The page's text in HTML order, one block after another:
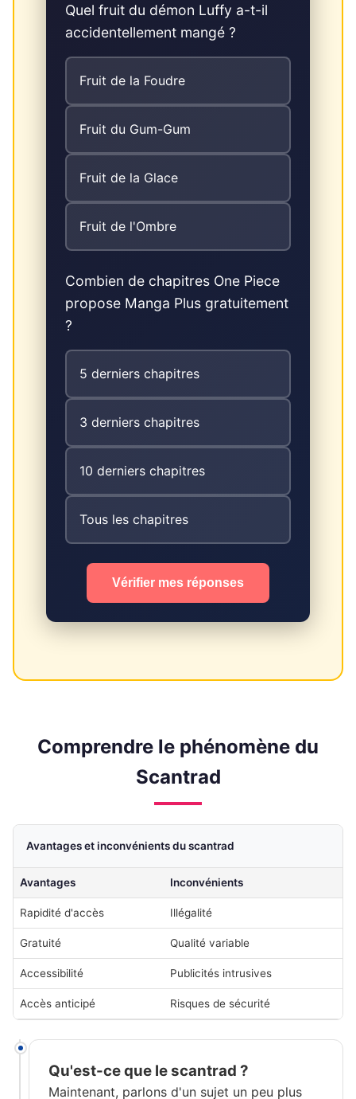
Quel fruit du démon Luffy a-t-il
accidentellement mangé ?
Fruit de la Foudre
Fruit du Gum-Gum
Fruit de la Glace
Fruit de l'Ombre
Combien de chapitres One Piece
propose Manga Plus gratuitement
?
5 derniers chapitres
3 derniers chapitres
10 derniers chapitres
Tous les chapitres
Vérifier mes réponses
Comprendre le phénomène du
Scantrad
Avantages et inconvénients du scantrad
Avantages Inconvénients
Rapidité d'accès Illégalité
Gratuité Qualité variable
Accessibilité Publicités intrusives
Accès anticipé Risques de sécurité
Qu'est-ce que le scantrad ?
Maintenant, parlons d'un sujet un peu plus